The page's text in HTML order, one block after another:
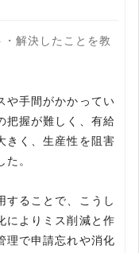
解決したことを教
や手間がかかってい
把握が難しく、有給
きく、生産性を阻害
。
することで、こうし
によりミス削減と作
理で申請忘れや消化